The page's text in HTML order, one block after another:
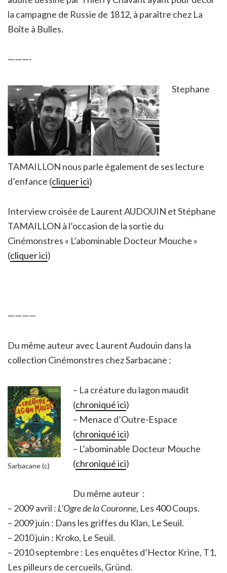
la campagne de Russie de 1812, à paraître chez La
Boîte à Bulles.
———-
Stephane
TAMAILLON nous parle également de ses lecture
d’enfance (cliquer ici)
Interview croisée de Laurent AUDOUIN et Stéphane
TAMAILLON à l’occasion de la sortie du
Cinémonstres « L’abominable Docteur Mouche »
(cliquer ici)
————
Du même auteur avec Laurent Audouin dans la
collection Cinémonstres chez Sarbacane :
Sarbacane (c)
– La créature du lagon maudit
(chroniqué ici)
– Menace d’Outre-Espace
(chroniqué ici)
– L’abominable Docteur Mouche
(chroniqué ici)
Du même auteur :
– 2009 avril : L’Ogre de la Couronne, Les 400 Coups.
– 2009 juin : Dans les griffes du Klan, Le Seuil.
– 2010 juin : Kroko, Le Seuil.
– 2010 septembre : Les enquêtes d’Hector Krine, T1,
Les pilleurs de cercueils, Gründ.